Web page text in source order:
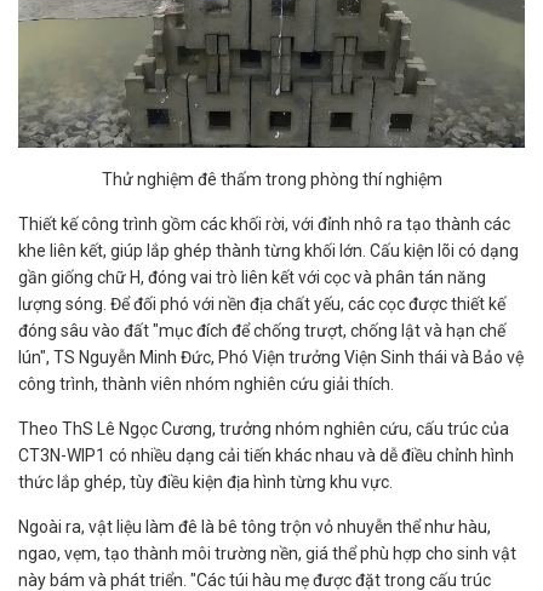
Thử nghiệm đê thấm trong phòng thí nghiệm
Thiết kế công trình gồm các khối rời, với đỉnh nhô ra tạo thành các
khe liên kết, giúp lắp ghép thành từng khối lớn. Cấu kiện lõi có dạng
gần giống chữ H, đóng vai trò liên kết với cọc và phân tán năng
lượng sóng. Để đối phó với nền địa chất yếu, các cọc được thiết kế
đóng sâu vào đất "mục đích để chống trượt, chống lật và hạn chế
lún", TS Nguyễn Minh Đức, Phó Viện trưởng Viện Sinh thái và Bảo vệ
công trình, thành viên nhóm nghiên cứu giải thích.
Theo ThS Lê Ngọc Cương, trưởng nhóm nghiên cứu, cấu trúc của
CT3N-WIP1 có nhiều dạng cải tiến khác nhau và dễ điều chỉnh hình
thức lắp ghép, tùy điều kiện địa hình từng khu vực.
Ngoài ra, vật liệu làm đê là bê tông trộn vỏ nhuyễn thể như hàu,
ngao, vẹm, tạo thành môi trường nền, giá thể phù hợp cho sinh vật
này bám và phát triển. "Các túi hàu mẹ được đặt trong cấu trúc